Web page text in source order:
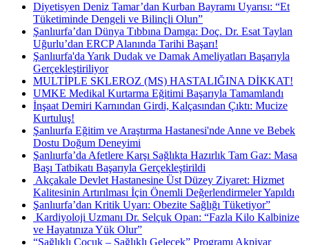
Diyetisyen Deniz Tamar’dan Kurban Bayramı Uyarısı: “Et
Tüketiminde Dengeli ve Bilinçli Olun”
Şanlıurfa’dan Dünya Tıbbına Damga: Doç. Dr. Esat Taylan
Uğurlu’dan ERCP Alanında Tarihi Başarı!
Şanlıurfa'da Yarık Dudak ve Damak Ameliyatları Başarıyla
Gerçekleştiriliyor
MULTİPLE SKLEROZ (MS) HASTALIĞINA DİKKAT!
UMKE Medikal Kurtarma Eğitimi Başarıyla Tamamlandı
İnşaat Demiri Karnından Girdi, Kalçasından Çıktı: Mucize
Kurtuluş!
Şanlıurfa Eğitim ve Araştırma Hastanesi'nde Anne ve Bebek
Dostu Doğum Deneyimi
Şanlıurfa’da Afetlere Karşı Sağlıkta Hazırlık Tam Gaz: Masa
Başı Tatbikatı Başarıyla Gerçekleştirildi
​ Akçakale Devlet Hastanesine Üst Düzey Ziyaret: Hizmet
Kalitesinin Artırılması İçin Önemli Değerlendirmeler Yapıldı
Şanlıurfa’dan Kritik Uyarı: Obezite Sağlığı Tüketiyor”
​ Kardiyoloji Uzmanı Dr. Selçuk Opan: “Fazla Kilo Kalbinize
ve Hayatınıza Yük Olur”
“Sağlıklı Çocuk – Sağlıklı Gelecek” Programı Akpiyar